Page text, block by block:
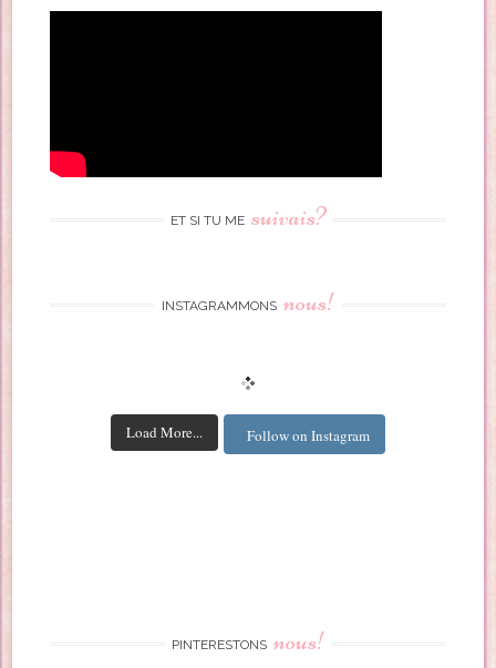
ET SI TU ME suivais?
INSTAGRAMMONS nous!
Load More... Follow on Instagram
PINTERESTONS nous!